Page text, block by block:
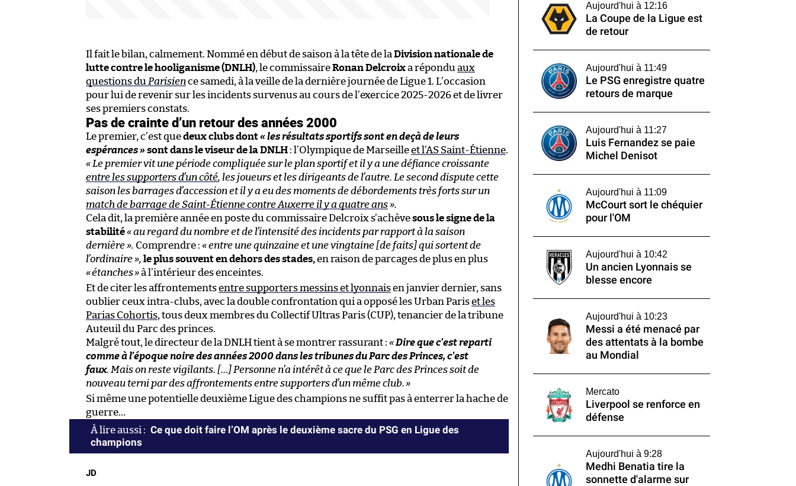
Il fait le bilan, calmement. Nommé en début de saison à la tête de la Division nationale de
lutte contre le hooliganisme (DNLH), le commissaireRonan Delcroixa répondu aux
questions du Parisience samedi, à la veille de la dernière journée de Ligue 1. L’occasion
pour lui de revenir sur les incidents survenus au cours de l’exercice 2025-2026 et de livrer
ses premiers constats.
Pas de crainte d’un retour des années 2000
Le premier, c’est quedeux clubs dont« les résultats sportifs sont en deçà de leurs
espérances » sont dans le viseur de la DNLH : l’Olympique de Marseilleet l’AS Saint-Étienne.
« Le premier vit une période compliquée sur le plan sportif et il y a une défiance croissante
entre les supporters d’un côté, les joueurs et les dirigeants de l’autre. Le second dispute cette
saison les barrages d’accession et il y a eu des moments de débordements très forts sur un
match de barrage de Saint-Étienne contre Auxerre il y a quatre ans».
Cela dit, la première année en poste du commissaire Delcroix s’achèvesous le signe de la
stabilité« au regard du nombre et de l’intensité des incidents par rapport à la saison
dernière ». Comprendre : « entre une quinzaine et une vingtaine [de faits] qui sortent de
l’ordinaire », le plus souvent en dehors des stades,en raison de parcages de plus en plus
«étanches»à l’intérieur des enceintes.
Et de citer les affrontementsentre supporters messins et lyonnaisen janvier dernier, sans
oublier ceux intra-clubs, avec la double confrontation qui a opposé les Urban Pariset les
Parias Cohortis, tous deux membres du Collectif Ultras Paris (CUP), tenancier de la tribune
Auteuil du Parc des princes.
Malgré tout, le directeur de la DNLH tient à se montrer rassurant : «Dire que c’est reparti
comme à l’époque noire des années 2000 dans les tribunes du Parc des Princes, c’est
faux. Mais on reste vigilants. […] Personne n’a intérêt à ce que le Parc des Princes soit de
nouveau terni par des affrontements entre supporters d’un même club.»
Si même une potentielle deuxième Ligue des champions ne suffit pas à enterrer la hache de
guerre…
Ce que doit faire l’OM après le deuxième sacre du PSG en Ligue des
champions
JD
Aujourd'hui à 12:16
La Coupe de la Ligue est
de retour
Aujourd'hui à 11:49
Le PSG enregistre quatre
retours de marque
Aujourd'hui à 11:27
Luis Fernandez se paie
Michel Denisot
Aujourd'hui à 11:09
McCourt sort le chéquier
pour l'OM
Aujourd'hui à 10:42
Un ancien Lyonnais se
blesse encore
Aujourd'hui à 10:23
Messi a été menacé par
des attentats à la bombe
au Mondial
Mercato
Liverpool se renforce en
défense
Aujourd'hui à 9:28
Medhi Benatia tire la
sonnette d'alarme sur